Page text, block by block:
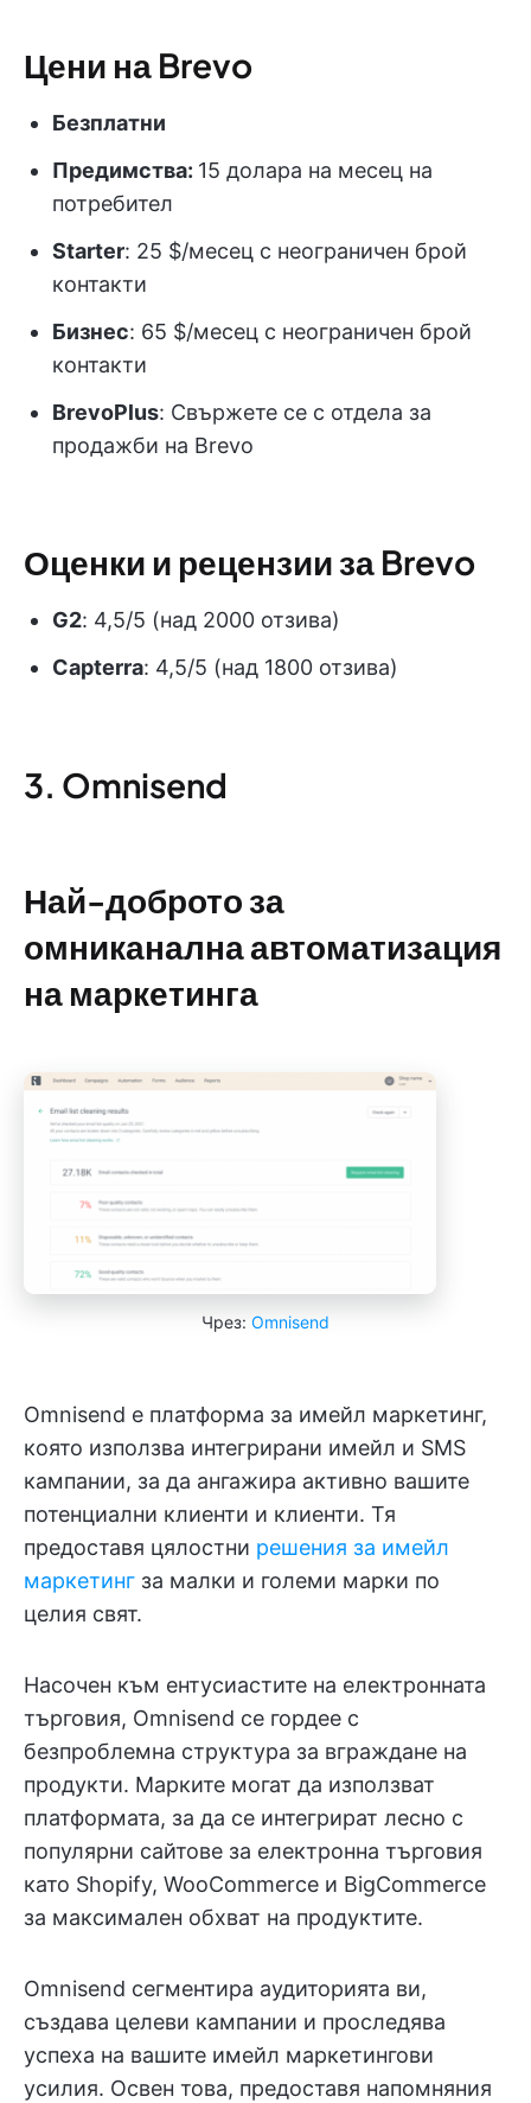
Цени на Brevo
Безплатни
Предимства: 15 долара на месец на
потребител
Starter: 25 $/месец с неограничен брой
контакти
Бизнес: 65 $/месец с неограничен брой
контакти
BrevoPlus: Свържете се с отдела за
продажби на Brevo
Оценки и рецензии за Brevo
G2: 4,5/5 (над 2000 отзива)
Capterra: 4,5/5 (над 1800 отзива)
3. Omnisend
Най-доброто за
омниканална автоматизация
на маркетинга
Чрез: Omnisend
Omnisend е платформа за имейл маркетинг,
която използва интегрирани имейл и SMS
кампании, за да ангажира активно вашите
потенциални клиенти и клиенти. Тя
предоставя цялостни решения за имейл
маркетинг за малки и големи марки по
целия свят.
Насочен към ентусиастите на електронната
търговия, Omnisend се гордее с
безпроблемна структура за вграждане на
продукти. Марките могат да използват
платформата, за да се интегрират лесно с
популярни сайтове за електронна търговия
като Shopify, WooCommerce и BigCommerce
за максимален обхват на продуктите.
Omnisend сегментира аудиторията ви,
създава целеви кампании и проследява
успеха на вашите имейл маркетингови
усилия. Освен това, предоставя напомняния